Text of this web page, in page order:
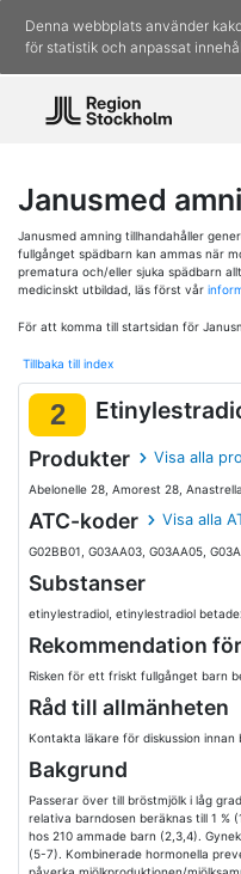
Denna webbplats använder
för statistik och anpassat
Janusmed
Janusmed amning tillhandahåller
fullgånget spädbarn kan ammas när
prematura och/eller sjuka spädbarn
medicinskt utbildad, läs först vår
För att komma till startsidan för
Tillbaka till index
2
Produkter Visa alla
Abelonelle 28, Amorest 28,
ATC-koder Visa alla
G02BB01, G03AA03, G03AA05,
Substanser
etinylestradiol, etinylestradiol
Rekommendation
Risken för ett friskt fullgånget barn
Råd till allmänheten
Kontakta läkare för diskussion innan
Bakgrund
Passerar över till bröstmjölk i låg
relativa barndosen beräknas till 1
hos 210 ammade barn (2,3,4).
(5-7). Kombinerade hormonella